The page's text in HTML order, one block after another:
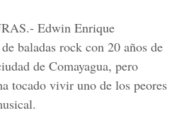
Edwin Enrique
baladas rock con 20 años de
de Comayagua, pero
tocado vivir uno de los peores